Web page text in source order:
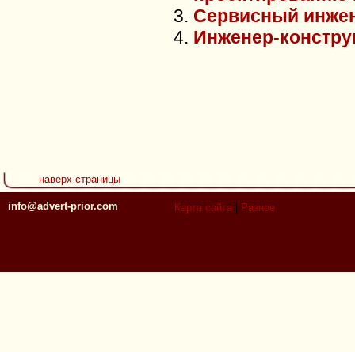
Сервисный
Инженер-
наверх страницы
info@advert-prior.com Карта сайта Разное